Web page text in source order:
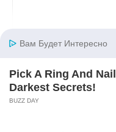
LEAVE A REPLY